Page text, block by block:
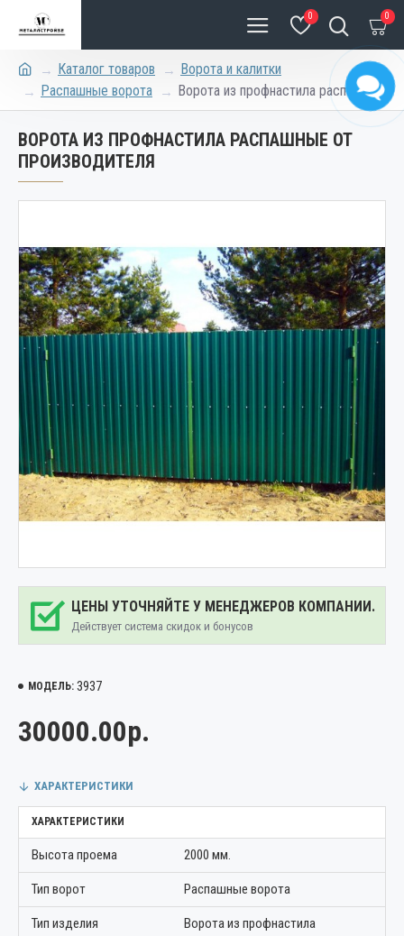
0 0
Каталог товаров
Ворота и калитки
Распашные ворота
Ворота из профнастила распашные
ВОРОТА ИЗ ПРОФНАСТИЛА РАСПАШНЫЕ ОТ
ПРОИЗВОДИТЕЛЯ
ЦЕНЫ УТОЧНЯЙТЕ У МЕНЕДЖЕРОВ КОМПАНИИ.
Действует система скидок и бонусов
МОДЕЛЬ: 3937
30000.00р.
ХАРАКТЕРИСТИКИ
ХАРАКТЕРИСТИКИ
Высота проема 2000 мм.
Тип ворот Распашные ворота
Тип изделия Ворота из профнастила